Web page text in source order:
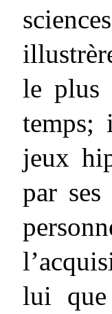
le plus
temps;
jeux
par ses
lui que